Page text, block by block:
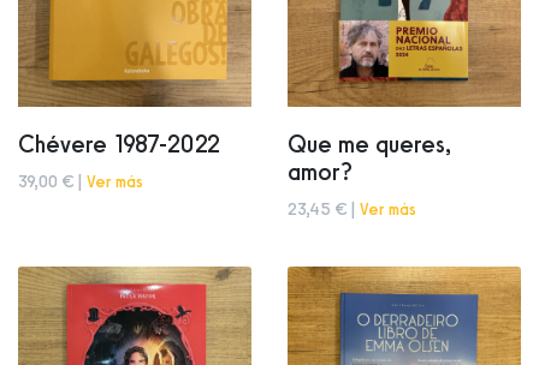
Chévere 1987-2022
39,00 € | Ver más
Que me queres,
amor?
23,45 € | Ver más